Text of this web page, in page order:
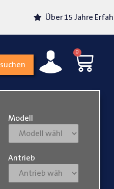
Über 15 Jahre Erfahrung
suchen
0
Modell
Antrieb